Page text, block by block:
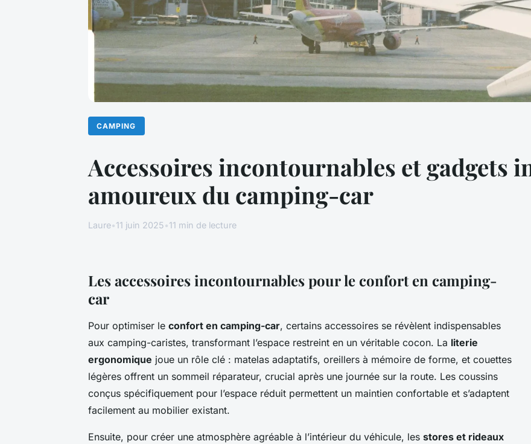
CAMPING
Accessoires incontournables et gadgets
amoureux du camping-car
Laure•11 juin 2025•11 min de lecture
Les accessoires incontournables pour le confort en camping-
car
Pour optimiser le confort en camping-car, certains accessoires se révèlent indispensables
aux camping-caristes, transformant l’espace restreint en un véritable cocon. La literie
ergonomique joue un rôle clé : matelas adaptatifs, oreillers à mémoire de forme, et couettes
légères offrent un sommeil réparateur, crucial après une journée sur la route. Les coussins
conçus spécifiquement pour l’espace réduit permettent un maintien confortable et s’adaptent
facilement au mobilier existant.
Ensuite, pour créer une atmosphère agréable à l’intérieur du véhicule, les stores et rideaux